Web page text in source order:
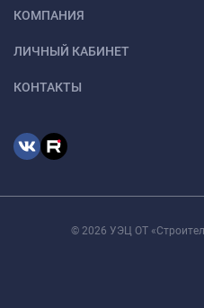
КОМПАНИЯ
ЛИЧНЫЙ КАБИНЕТ
КОНТАКТЫ
© 2026 УЭЦ ОТ